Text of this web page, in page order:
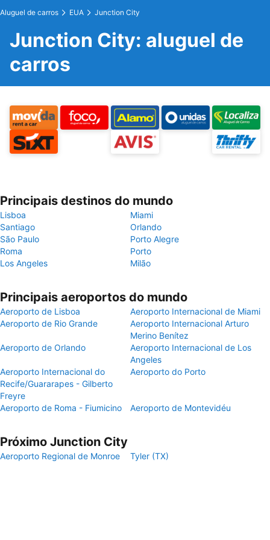
Aluguel de carros EUA Junction City
Junction City: aluguel de
carros
Principais destinos do mundo
Lisboa
Miami
Santiago
Orlando
São Paulo
Porto Alegre
Roma
Porto
Los Angeles
Milão
Principais aeroportos do mundo
Aeroporto de Lisboa
Aeroporto Internacional de Miami
Aeroporto de Rio Grande
Aeroporto Internacional Arturo
Merino Benítez
Aeroporto de Orlando
Aeroporto Internacional de Los
Angeles
Aeroporto Internacional do
Recife/Guararapes - Gilberto
Freyre
Aeroporto do Porto
Aeroporto de Roma - Fiumicino Aeroporto de Montevidéu
Próximo Junction City
Aeroporto Regional de Monroe Tyler (TX)